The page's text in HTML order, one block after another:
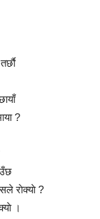
?
राेक्याे ?
।